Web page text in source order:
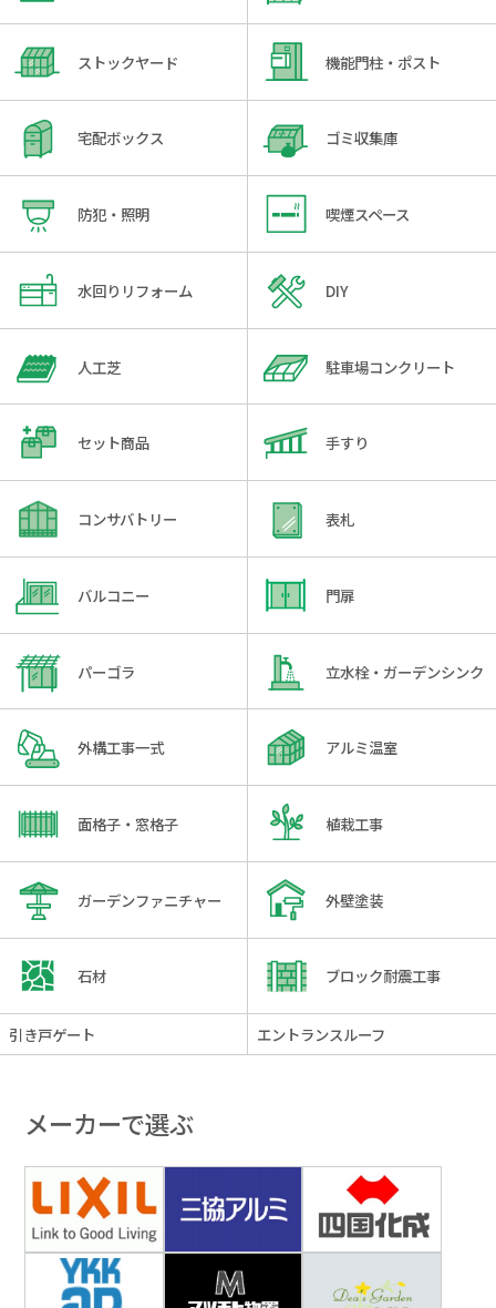
ストックヤード 機能門柱・ポスト
宅配ボックス ゴミ収集庫
防犯・照明 喫煙スペース
水回りリフォーム DIY
人工芝 駐車場コンクリート
セット商品 手すり
コンサバトリー 表札
バルコニー 門扉
パーゴラ 立水栓・ガーデンシンク
外構工事一式 アルミ温室
面格子・窓格子 植栽工事
ガーデンファニチャー 外壁塗装
石材 ブロック耐震工事
引き戸ゲート エントランスルーフ
メーカーで選ぶ